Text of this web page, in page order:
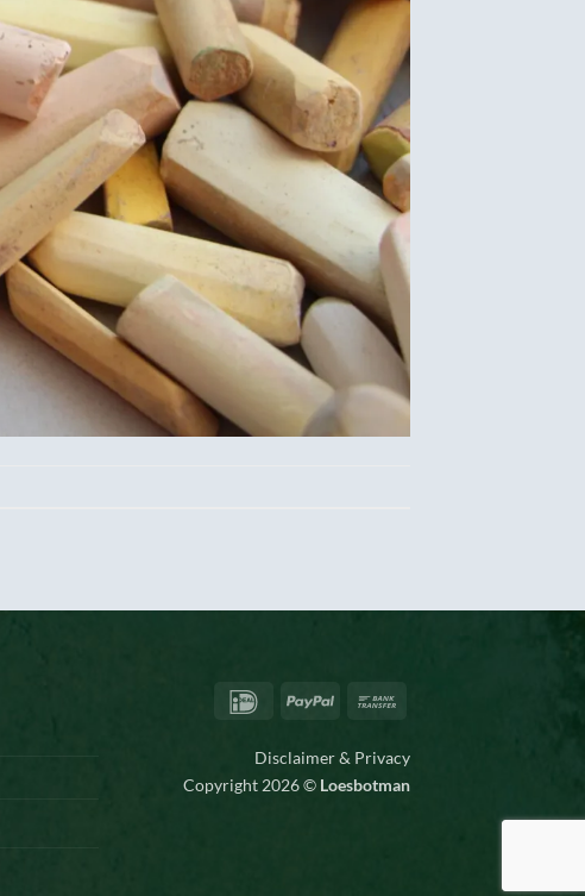
IDeal PayPal
Disclaimer & Privacy
Copyright 2026 © Loesbotman